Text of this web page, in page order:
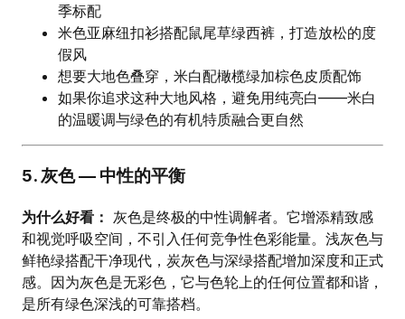
季标配
米色亚麻纽扣衫搭配鼠尾草绿西裤，打造放松的度
假风
想要大地色叠穿，米白配橄榄绿加棕色皮质配饰
如果你追求这种大地风格，避免用纯亮白——米白
的温暖调与绿色的有机特质融合更自然
5. 灰色 — 中性的平衡
为什么好看： 灰色是终极的中性调解者。它增添精致感
和视觉呼吸空间，不引入任何竞争性色彩能量。浅灰色与
鲜艳绿搭配干净现代，炭灰色与深绿搭配增加深度和正式
感。因为灰色是无彩色，它与色轮上的任何位置都和谐，
是所有绿色深浅的可靠搭档。